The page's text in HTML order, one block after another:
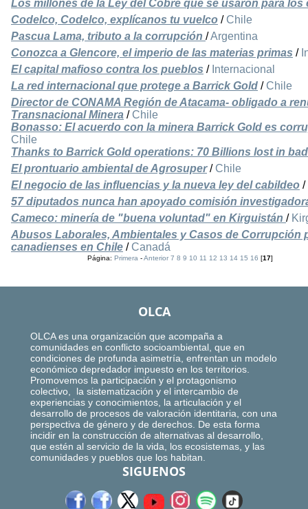
Los millones de la Ley del Cobre que se usaron para
Codelco, Codelco, explícanos tu vuelco / Chile
Pascua Lama, tributo a la corrupción /Argentina
Conozca a Glencore, el imperio de las materias primas /
El capital mafioso contra los pueblos / Internacional
La red internacional que protege a Barrick Gold / Chile
Director de CONAMA Región de Atacama- obligado a
Transnacional Minera / Chile
Bonasso: El acuerdo con la minera Barrick Gold es
Chile
Thanks to Barrick Gold operations: 70 Billions lost in
El prontuario ambiental de Agrosuper/ Chile
El negocio de las influencias y la nueva ley del cabildeo /
57 diputados nunca han apoyado comisión
Cameco: minería de "buena voluntad" en Kirguistán /
Abusos Laborales, Ambientales y Casos de Corrupción
canadienses en Chile / Canadá
Página:Primera -Anterior 7 8 9 10 11 12 13 14 15 16 [17]
OLCA
OLCA es una organización que acompaña a
comunidades en conflicto socioambiental, que en
condiciones de profunda asimetría, enfrentan un modelo
económico depredador impuesto en los territorios.
Promovemos la participación y el protagonismo
colectivo, la sistematización y el intercambio de
experiencias y conocimientos, la articulación y el
desarrollo de procesos de valoración identitaria, con una
perspectiva de género y de derechos. De esta forma
incidir en la construcción de alternativas al desarrollo,
que estén al servicio de la vida, los ecosistemas, y las
comunidades y pueblos que los habitan.
SIGUENOS